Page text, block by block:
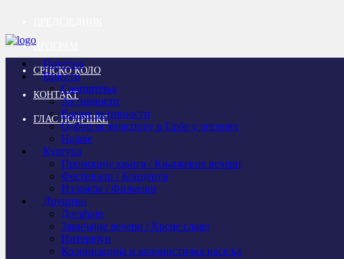
ПРОГРАМ
СРПСКО КОЛО
КОНТАКТ
ГЛАС ПОДРШКЕ
Почетна
Вијести
Саопштења
Активности
Важне активности
Одбор за дијаспору и Србе у региону
Најаве
Култура
Промоције књига / Књижевне вечери
Фестивали / Концерти
Изложбе / Филмови
Друштво
Догађаји
Завичајне вечери / Крсне славе
Интервјуи
Колонизација и колонистичка насеља